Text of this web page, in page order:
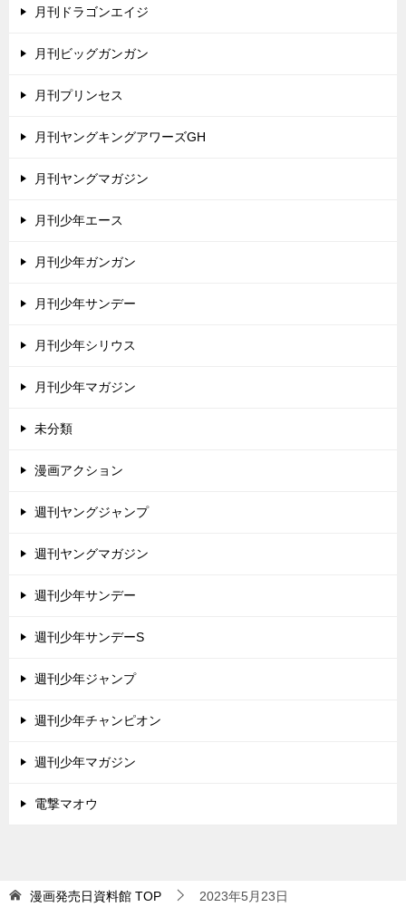
月刊ドラゴンエイジ
月刊ビッグガンガン
月刊プリンセス
月刊ヤングキングアワーズGH
月刊ヤングマガジン
月刊少年エース
月刊少年ガンガン
月刊少年サンデー
月刊少年シリウス
月刊少年マガジン
未分類
漫画アクション
週刊ヤングジャンプ
週刊ヤングマガジン
週刊少年サンデー
週刊少年サンデーS
週刊少年ジャンプ
週刊少年チャンピオン
週刊少年マガジン
電撃マオウ
漫画発売日資料館 TOP 2023年5月23日